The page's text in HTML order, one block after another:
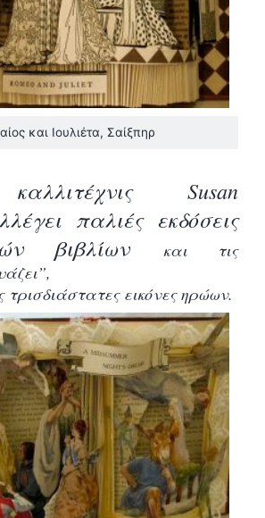
και Ιουλιέτα, Σαίξπηρ
Susan
παλιές εκδόσεις
βιβλίων
και τις
τρισδιάστατες εικόνες ηρώων.